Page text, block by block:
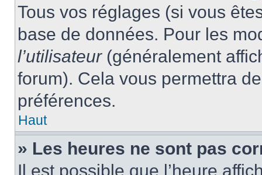
Tous vos réglages (si vous
base de données. Pour les
l’utilisateur(généralement
forum). Cela vous permettra
préférences.
Haut
» Les heures ne sont pas
Il est possible que l’heure